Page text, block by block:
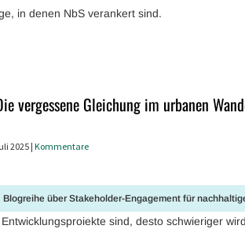
in denen NbS verankert sind.
vergessene Gleichung im urbanen
2025 |Kommentare
Blogreihe über Stakeholder-Engagement für
sind, desto schwieriger